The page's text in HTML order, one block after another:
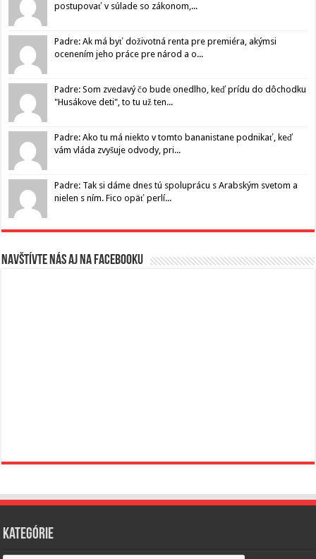
postupovať v súlade so zákonom,...
Padre: Ak má byť doživotná renta pre premiéra, akýmsi
ocenením jeho práce pre národ a o...
Padre: Som zvedavý čo bude onedlho, keď prídu do dôchodku
"Husákove deti", to tu už ten...
Padre: Ako tu má niekto v tomto bananistane podnikať, keď
vám vláda zvyšuje odvody, pri...
Padre: Tak si dáme dnes tú spoluprácu s Arabským svetom a
nielen s ním. Fico opäť perlí...
Navštívte nás aj na Facebooku
Kategórie